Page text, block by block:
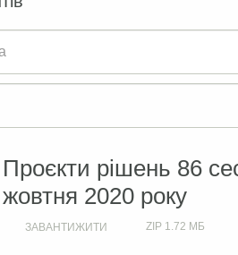
Проєкти рішень 86
жовтня 2020 року
ЗАВАНТИЖИТИ ZIP 1.72 МБ